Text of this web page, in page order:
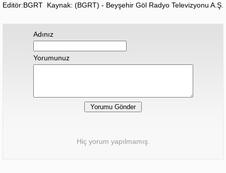
Editör:BGRT Kaynak: (BGRT) - Beyşehir Göl Radyo Televizyonu A.Ş.
Adınız
Yorumunuz
Hiç yorum yapılmamış.